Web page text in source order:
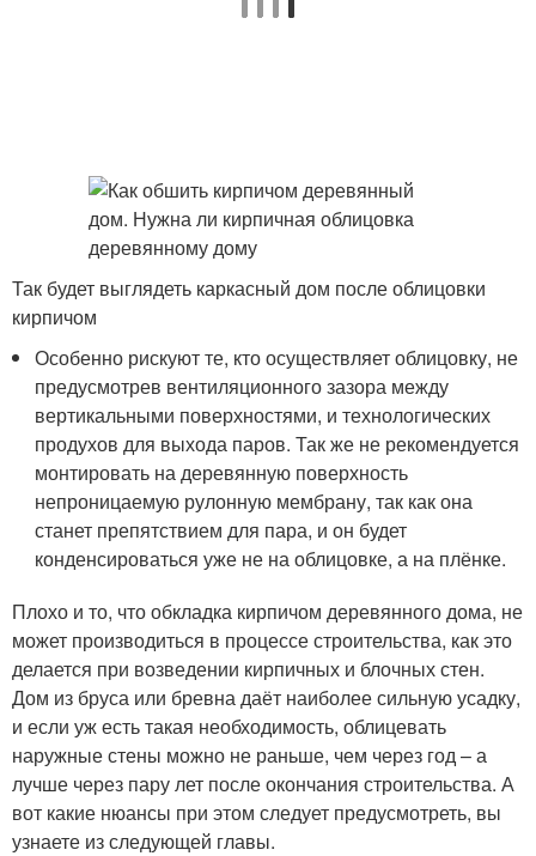
Так будет выглядеть каркасный дом после облицовки
кирпичом
Особенно рискуют те, кто осуществляет облицовку, не
предусмотрев вентиляционного зазора между
вертикальными поверхностями, и технологических
продухов для выхода паров. Так же не рекомендуется
монтировать на деревянную поверхность
непроницаемую рулонную мембрану, так как она
станет препятствием для пара, и он будет
конденсироваться уже не на облицовке, а на плёнке.
Плохо и то, что обкладка кирпичом деревянного дома, не
может производиться в процессе строительства, как это
делается при возведении кирпичных и блочных стен.
Дом из бруса или бревна даёт наиболее сильную усадку,
и если уж есть такая необходимость, облицевать
наружные стены можно не раньше, чем через год – а
лучше через пару лет после окончания строительства. А
вот какие нюансы при этом следует предусмотреть, вы
узнаете из следующей главы.